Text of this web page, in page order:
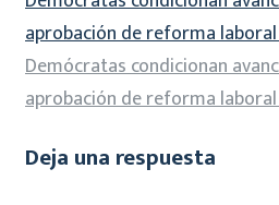
aprobación de reforma
Demócratas condicionan
aprobación de reforma
Deja una respuesta